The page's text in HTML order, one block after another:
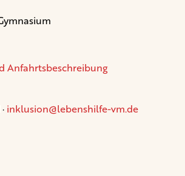
Anfahrtsbeschreibung
inklusion@lebenshilfe-vm.de